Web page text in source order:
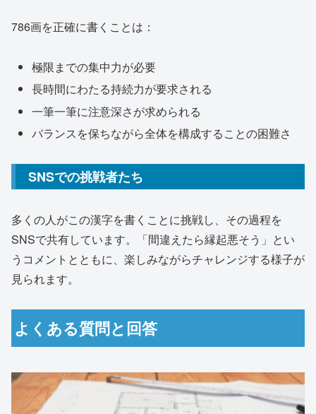
786画を正確に書くことは：
極限までの集中力が必要
長時間にわたる持続力が要求される
一筆一筆に注意深さが求められる
バランスを保ちながら全体を構成することの困難さ
SNSでの挑戦者たち
多くの人がこの漢字を書くことに挑戦し、その過程を
SNSで共有しています。「間違えたら縁起悪そう」とい
うコメントとともに、楽しみながらチャレンジする様子が
見られます。
よくある質問と回答